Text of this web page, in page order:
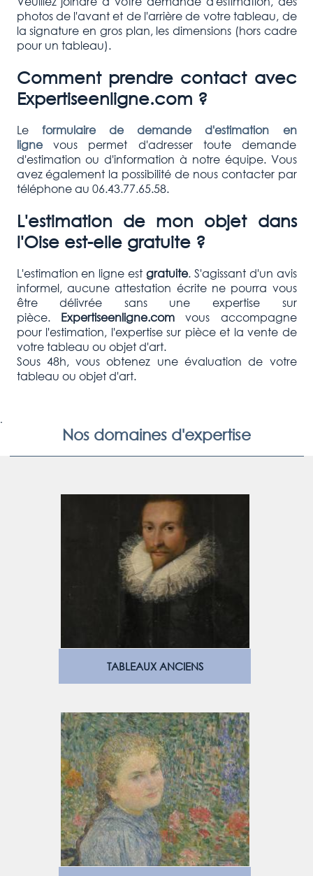
photos de l'avant et de l'arrière de votre tableau, de
la signature en gros plan, les dimensions (hors cadre
pour un tableau).
Comment prendre contact avec
Expertiseenligne.com ?
Le formulaire de demande d'estimation en
lignevous permet d'adresser toute demande
d'estimation ou d'information à notre équipe. Vous
avez également la possibilité de nous contacter par
téléphone au 06.43.77.65.58.
L'estimation de mon objet dans
l'Oise est-elle gratuite ?
L'estimation en ligne est gratuite. S'agissant d'un avis
informel, aucune attestation écrite ne pourra vous
être délivrée sans une expertise sur
pièce. Expertiseenligne.comvous accompagne
pour l'estimation, l'expertise sur pièce et la vente de
votre tableau ou objet d'art.
Sous 48h, vous obtenez une évaluation de votre
tableau ou objet d'art.
.
Nos domaines d'expertise
TABLEAUX ANCIENS